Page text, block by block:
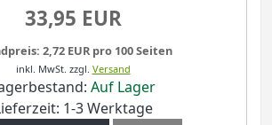
33,95 EUR
2,72 EUR pro 100 Seiten
inkl. MwSt. zzgl. Versand
Auf Lager
1-3 Werktage